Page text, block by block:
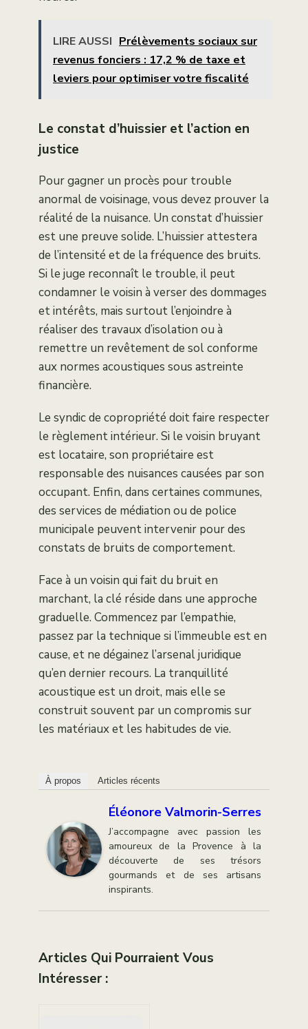
LIRE AUSSI Prélèvements sociaux sur
revenus fonciers : 17,2 % de taxe et
leviers pour optimiser votre fiscalité
Le constat d’huissier et l’action en
justice
Pour gagner un procès pour trouble
anormal de voisinage, vous devez prouver la
réalité de la nuisance. Un constat d’huissier
est une preuve solide. L’huissier attestera
de l’intensité et de la fréquence des bruits.
Si le juge reconnaît le trouble, il peut
condamner le voisin à verser des dommages
et intérêts, mais surtout l’enjoindre à
réaliser des travaux d’isolation ou à
remettre un revêtement de sol conforme
aux normes acoustiques sous astreinte
financière.
Le syndic de copropriété doit faire respecter
le règlement intérieur. Si le voisin bruyant
est locataire, son propriétaire est
responsable des nuisances causées par son
occupant. Enfin, dans certaines communes,
des services de médiation ou de police
municipale peuvent intervenir pour des
constats de bruits de comportement.
Face à un voisin qui fait du bruit en
marchant, la clé réside dans une approche
graduelle. Commencez par l’empathie,
passez par la technique si l’immeuble est en
cause, et ne dégainez l’arsenal juridique
qu’en dernier recours. La tranquillité
acoustique est un droit, mais elle se
construit souvent par un compromis sur
les matériaux et les habitudes de vie.
À propos Articles récents
Éléonore Valmorin-Serres
J’accompagne avec passion les
amoureux de la Provence à la
découverte de ses trésors
gourmands et de ses artisans
inspirants.
Articles Qui Pourraient Vous
Intéresser :